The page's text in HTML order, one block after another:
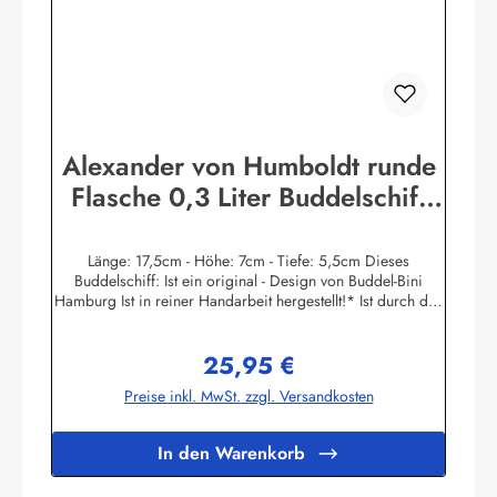
Alexander von Humboldt runde
Flasche 0,3 Liter Buddelschiff
Länge: 17,5cm - Höhe: 7cm - Tiefe: 5,5cm Dieses
Buddelschiff: Ist ein original - Design von Buddel-Bini
Hamburg Ist in reiner Handarbeit hergestellt!* Ist durch den
Messingschild! Ist mit echtem Siegellack und original
Buddel-Bini Stempel (Petschaft) versiegelt, kein Plastik! Hat
einen handgegossenen und handbemalten Schiffsrumpf,
Palmblatt-Rippen handgeschnitzt, kein Plastik! Ist in einer
original Glasflasche eingebaut! Hat einen Flaschen-Ozean
aus gefärbtem Fensterkitt, von Hand mit Spezialwerkzeugen
Regulärer Preis:
25,95 €
Preise inkl. MwSt. zzgl. Versandkosten
In den Warenkorb